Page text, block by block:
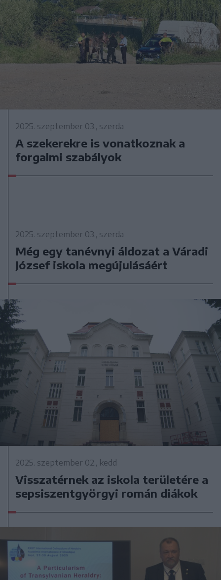
2025. szeptember 03., szerda
A szekerekre is vonatkoznak a
forgalmi szabályok
2025. szeptember 03., szerda
Még egy tanévnyi áldozat a Váradi
József iskola megújulásáért
2025. szeptember 02., kedd
Visszatérnek az iskola területére a
sepsiszentgyörgyi román diákok